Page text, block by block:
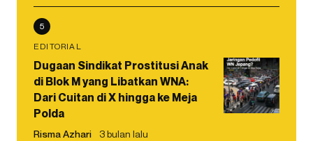
5
EDITORIAL
Dugaan Sindikat Prostitusi Anak
di Blok M yang Libatkan WNA:
Dari Cuitan di X hingga ke Meja
Polda
Risma Azhari 3 bulan lalu